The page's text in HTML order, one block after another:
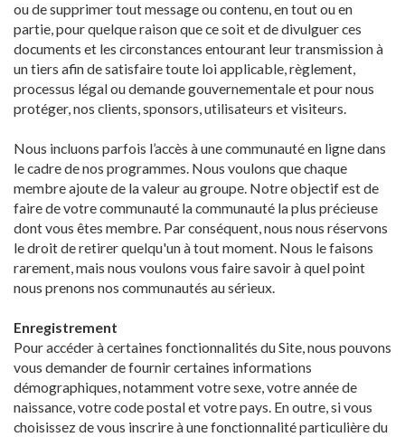
ou de supprimer tout message ou contenu, en tout ou en
partie, pour quelque raison que ce soit et de divulguer ces
documents et les circonstances entourant leur transmission à
un tiers afin de satisfaire toute loi applicable, règlement,
processus légal ou demande gouvernementale et pour nous
protéger, nos clients, sponsors, utilisateurs et visiteurs.
Nous incluons parfois l’accès à une communauté en ligne dans
le cadre de nos programmes. Nous voulons que chaque
membre ajoute de la valeur au groupe. Notre objectif est de
faire de votre communauté la communauté la plus précieuse
dont vous êtes membre. Par conséquent, nous nous réservons
le droit de retirer quelqu'un à tout moment. Nous le faisons
rarement, mais nous voulons vous faire savoir à quel point
nous prenons nos communautés au sérieux.
Enregistrement
Pour accéder à certaines fonctionnalités du Site, nous pouvons
vous demander de fournir certaines informations
démographiques, notamment votre sexe, votre année de
naissance, votre code postal et votre pays. En outre, si vous
choisissez de vous inscrire à une fonctionnalité particulière du